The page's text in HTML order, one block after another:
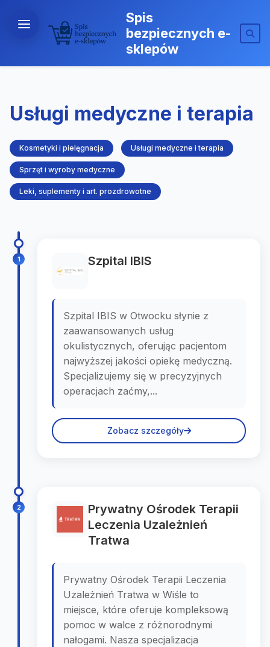
Spis
bezpiecznych e-
sklepów
Usługi medyczne i terapia
Kosmetyki i pielęgnacja Usługi medyczne i terapia
Sprzęt i wyroby medyczne
Leki, suplementy i art. prozdrowotne
1 Szpital IBIS
Szpital IBIS w Otwocku słynie z
zaawansowanych usług
okulistycznych, oferując pacjentom
najwyższej jakości opiekę medyczną.
Specjalizujemy się w precyzyjnych
operacjach zaćmy,...
Zobacz szczegóły
2
Prywatny Ośrodek Terapii
Leczenia Uzależnień
Tratwa
Prywatny Ośrodek Terapii Leczenia
Uzależnień Tratwa w Wiśle to
miejsce, które oferuje kompleksową
pomoc w walce z różnorodnymi
nałogami. Nasza specjalizacja